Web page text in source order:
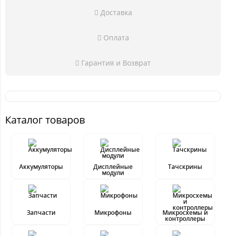
Доставка
Оплата
Гарантия и Возврат
Каталог товаров
Аккумуляторы Дисплейные
модули
Тачскрины
Запчасти Микрофоны Микросхемы и
контроллеры